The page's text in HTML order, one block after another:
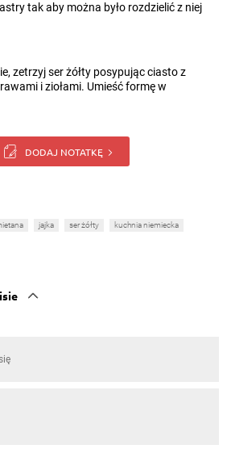
tak aby można było rozdzielić z niej
zetrzyj ser żółty posypując ciasto z
i ziołami. Umieść formę w
DODAJ NOTATKĘ
jajka ser żółty
kuchnia niemiecka